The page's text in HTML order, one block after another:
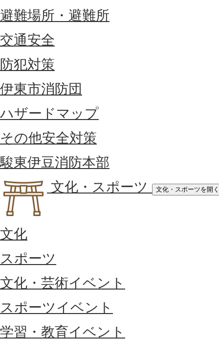
避難場所・避難所
交通安全
防犯対策
伊東市消防団
ハザードマップ
その他安全対策
駿東伊豆消防本部
文化・スポーツ
文化・スポーツを開く
文化
スポーツ
文化・芸術イベント
スポーツイベント
学習・教育イベント